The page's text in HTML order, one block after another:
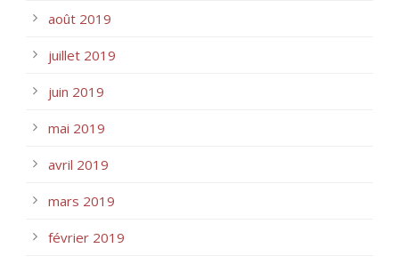
août 2019
juillet 2019
juin 2019
mai 2019
avril 2019
mars 2019
février 2019